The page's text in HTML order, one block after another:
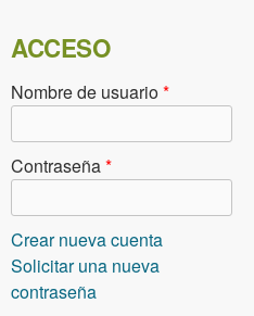
ACCESO
Nombre de usuario*
Contraseña*
Crear nueva cuenta
Solicitar una nueva
contraseña